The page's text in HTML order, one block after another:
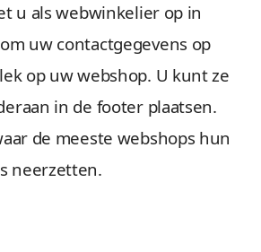
u als webwinkelier op in
uw contactgegevens op
op uw webshop. U kunt ze
in de footer plaatsen.
de meeste webshops hun
neerzetten.